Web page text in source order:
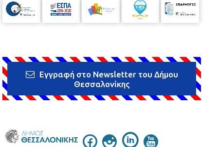
Εγγραφή στο Newsletter του Δήμου
Θεσσαλονίκης